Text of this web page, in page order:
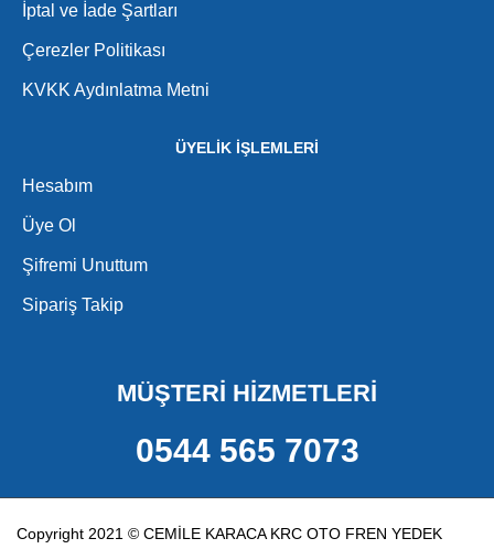
İptal ve İade Şartları
Çerezler Politikası
KVKK Aydınlatma Metni
ÜYELİK İŞLEMLERİ
Hesabım
Üye Ol
Şifremi Unuttum
Sipariş Takip
MÜŞTERİ HİZMETLERİ
0544 565 7073
Copyright 2021 © CEMİLE KARACA KRC OTO FREN YEDEK